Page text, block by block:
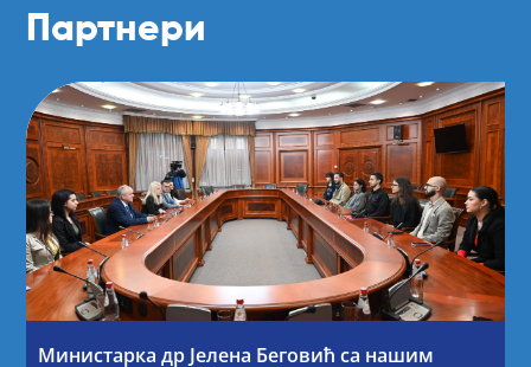
Партнери
Министарка др Јелена Беговић са нашим